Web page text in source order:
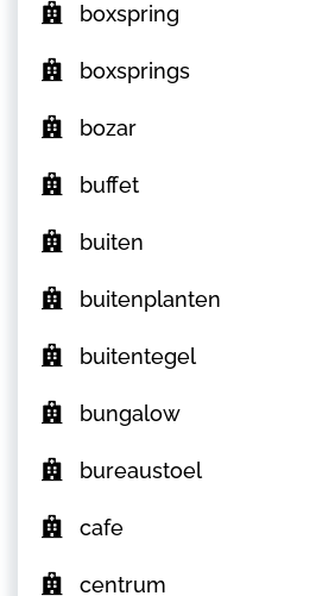
boxspring
boxsprings
bozar
buffet
buiten
buitenplanten
buitentegel
bungalow
bureaustoel
cafe
centrum